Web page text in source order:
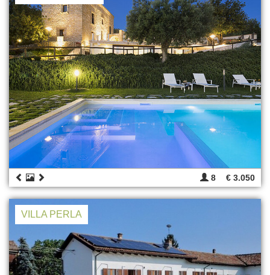
8 € 3.050
VILLA PERLA